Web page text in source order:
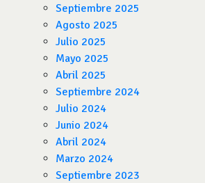
Septiembre 2025
Agosto 2025
Julio 2025
Mayo 2025
Abril 2025
Septiembre 2024
Julio 2024
Junio 2024
Abril 2024
Marzo 2024
Septiembre 2023